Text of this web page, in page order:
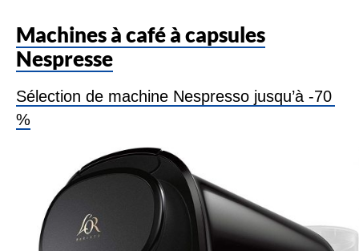
Machines à café à capsules
Nespresse
Sélection de machine Nespresso jusqu’à -70
%